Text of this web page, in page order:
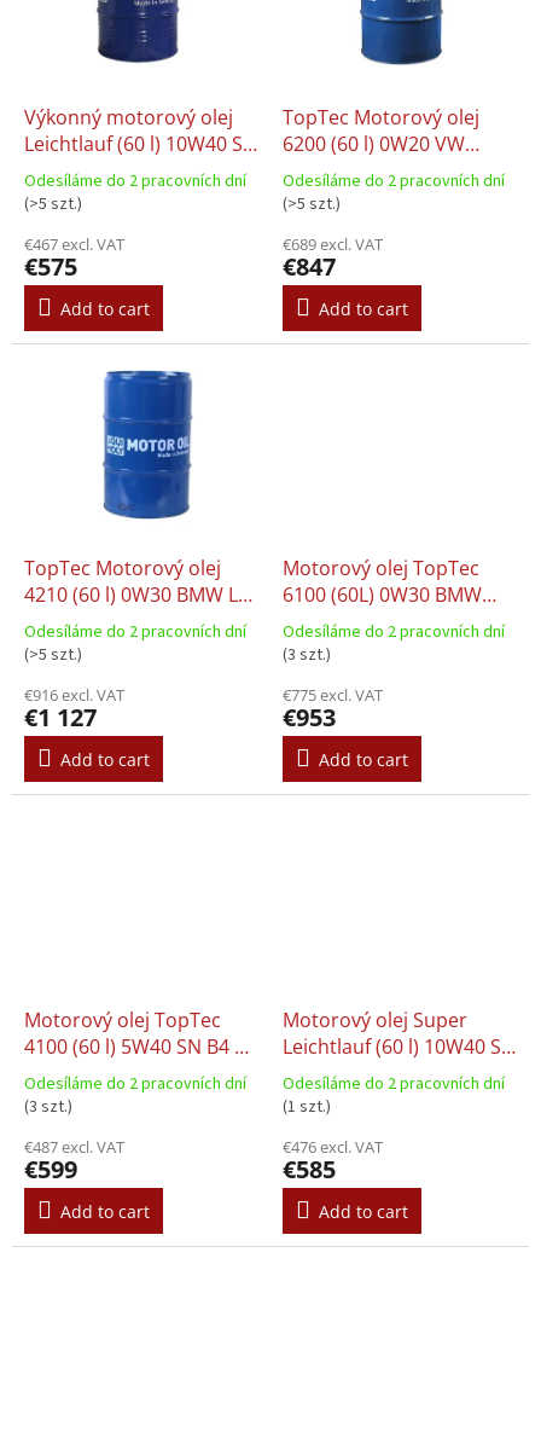
oVýkonný motorový olej
Leichtlauf (60 l) 10W40 SL
B3 MB 229.1
Odesíláme do 2 pracovních dní
(>5 szt.)
€467 excl. VAT
€575
Add to cart
TopTec Motorový olej
6200 (60 l) 0W20 VW
508.00 VW 509.00
Odesíláme do 2 pracovních dní
(>5 szt.)
€689 excl. VAT
€847
Add to cart
TopTec Motorový olej
4210 (60 l) 0W30 BMW LL-
04 MB 229.51 MB 229.52
PORSCHE C30 VW 504.00
Odesíláme do 2 pracovních dní
(>5 szt.)
€916 excl. VAT
€1 127
Add to cart
Motorový olej TopTec
6100 (60L) 0W30 BMW
8321 2365 935 BMW LL-12
FE DTFR 15D100 MB
Odesíláme do 2 pracovních dní
(3 szt.)
€775 excl. VAT
€953
Add to cart
Motorový olej TopTec
4100 (60 l) 5W40 SN B4 C3
BMW LL-04 FIAT 9.55535
H2 FIAT 9.55535 M2 FIAT
A MB 229.31 PORSCHE
A40 RENAULT RN 0700
RENAULT RN 071
Odesíláme do 2 pracovních dní
(3 szt.)
€487 excl. VAT
€599
Add to cart
Motorový olej Super
Leichtlauf (60 l) 10W40 SL
B4 MB 229.1 VW 500.00
VW 501.01 VW 505.00
Odesíláme do 2 pracovních dní
(1 szt.)
€476 excl. VAT
€585
Add to cart